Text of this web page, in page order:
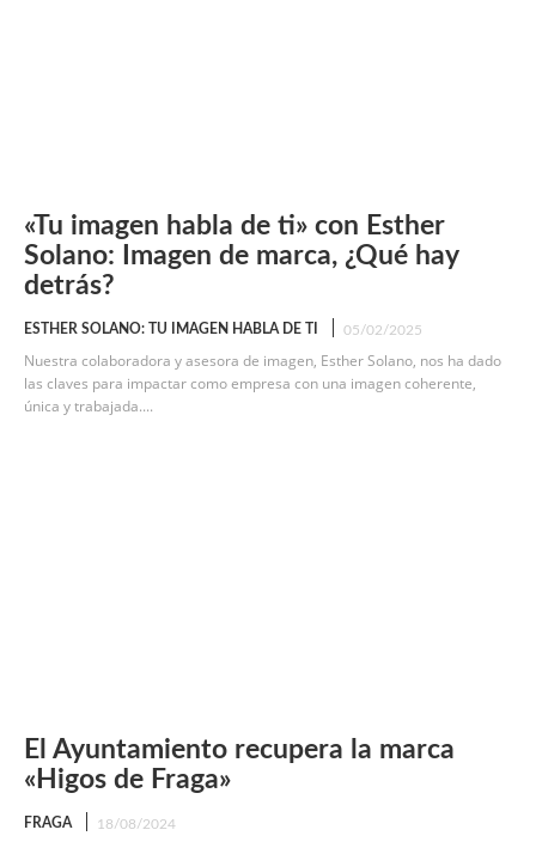
«Tu imagen habla de ti» con Esther
Solano: Imagen de marca, ¿Qué hay
detrás?
ESTHER SOLANO: TU IMAGEN HABLA DE TI 05/02/2025
Nuestra colaboradora y asesora de imagen, Esther Solano, nos ha dado
las claves para impactar como empresa con una imagen coherente,
única y trabajada....
El Ayuntamiento recupera la marca
«Higos de Fraga»
FRAGA 18/08/2024